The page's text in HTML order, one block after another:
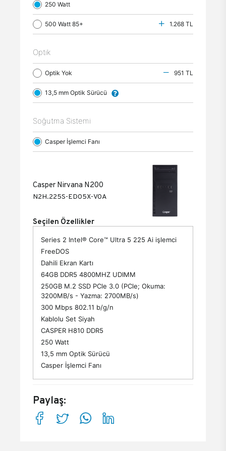
250 Watt
500 Watt 85+ 1.268 TL
Optik
Optik Yok 951 TL
13,5 mm Optik Sürücü
Soğutma Sistemi
Casper İşlemci Fanı
Casper Nirvana N200
N2H.225S-ED05X-V0A
Seçilen Özellikler
Series 2 Intel® Core™ Ultra 5 225 Ai işlemci
FreeDOS
Dahili Ekran Kartı
64GB DDR5 4800MHZ UDIMM
250GB M.2 SSD PCle 3.0 (PCle; Okuma:
3200MB/s - Yazma: 2700MB/s)
300 Mbps 802.11 b/g/n
Kablolu Set Siyah
CASPER H810 DDR5
250 Watt
13,5 mm Optik Sürücü
Casper İşlemci Fanı
Paylaş: